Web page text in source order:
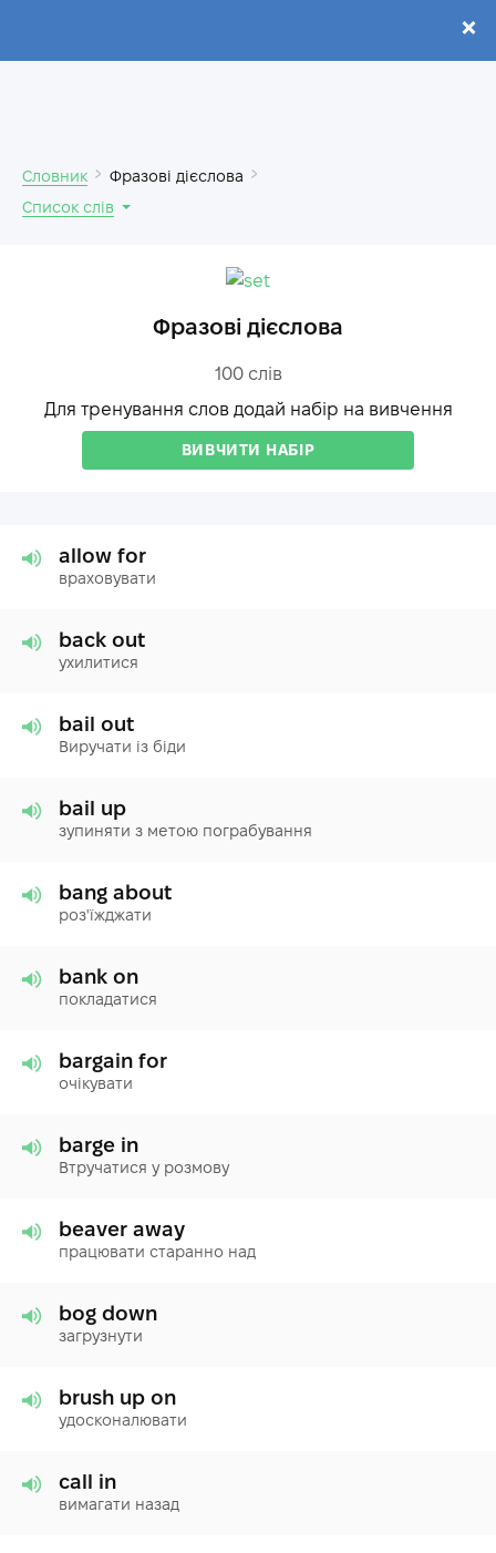
Словник
Фразові дієслова
Список слів
Фразові дієслова
100слів
Для тренування слов додай набір на вивчення
ВИВЧИТИ НАБІР
allow for
враховувати
back out
ухилитися
bail out
Виручати із біди
bail up
зупиняти з метою пограбування
bang about
роз'їжджати
bank on
покладатися
bargain for
очікувати
barge in
Втручатися у розмову
beaver away
працювати старанно над
bog down
загрузнути
brush up on
удосконалювати
call in
вимагати назад